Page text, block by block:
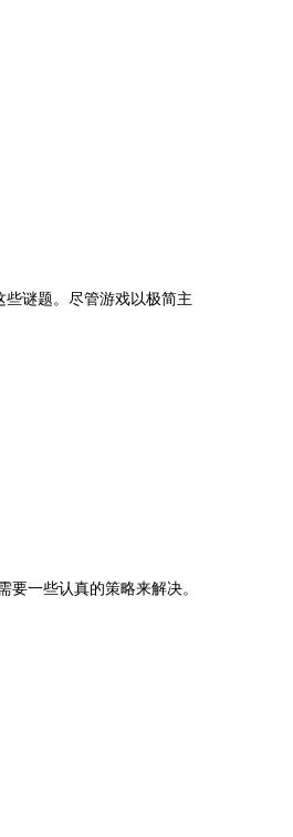
谜题。尽管游戏以极简主
一些认真的策略来解决。